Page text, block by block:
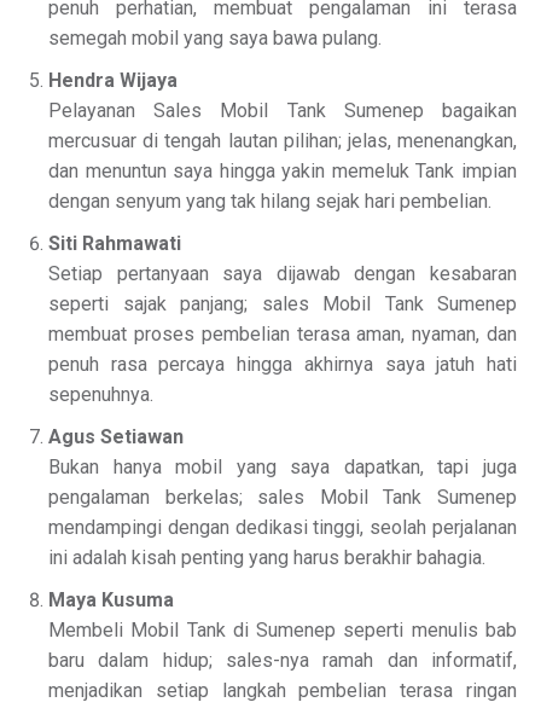
penuh perhatian, membuat pengalaman ini terasa
semegah mobil yang saya bawa pulang.
Hendra Wijaya
Pelayanan Sales Mobil Tank Sumenep bagaikan
mercusuar di tengah lautan pilihan; jelas, menenangkan,
dan menuntun saya hingga yakin memeluk Tank impian
dengan senyum yang tak hilang sejak hari pembelian.
Siti Rahmawati
Setiap pertanyaan saya dijawab dengan kesabaran
seperti sajak panjang; sales Mobil Tank Sumenep
membuat proses pembelian terasa aman, nyaman, dan
penuh rasa percaya hingga akhirnya saya jatuh hati
sepenuhnya.
Agus Setiawan
Bukan hanya mobil yang saya dapatkan, tapi juga
pengalaman berkelas; sales Mobil Tank Sumenep
mendampingi dengan dedikasi tinggi, seolah perjalanan
ini adalah kisah penting yang harus berakhir bahagia.
Maya Kusuma
Membeli Mobil Tank di Sumenep seperti menulis bab
baru dalam hidup; sales-nya ramah dan informatif,
menjadikan setiap langkah pembelian terasa ringan